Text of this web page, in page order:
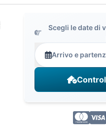
Scegli le date di
Arrivo e